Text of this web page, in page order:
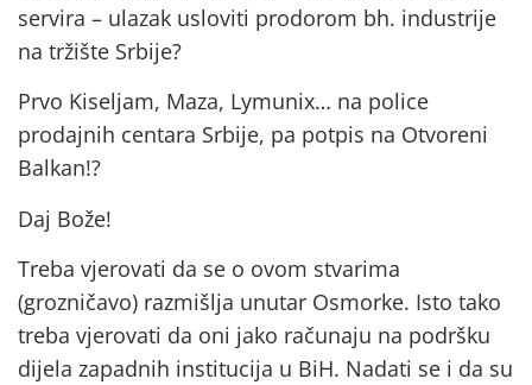
servira – ulazak usloviti prodorom bh. industrije
na tržište Srbije?
Prvo Kiseljam, Maza, Lymunix… na police
prodajnih centara Srbije, pa potpis na Otvoreni
Balkan!?
Daj Bože!
Treba vjerovati da se o ovom stvarima
(grozničavo) razmišlja unutar Osmorke. Isto tako
treba vjerovati da oni jako računaju na podršku
dijela zapadnih institucija u BiH. Nadati se i da su